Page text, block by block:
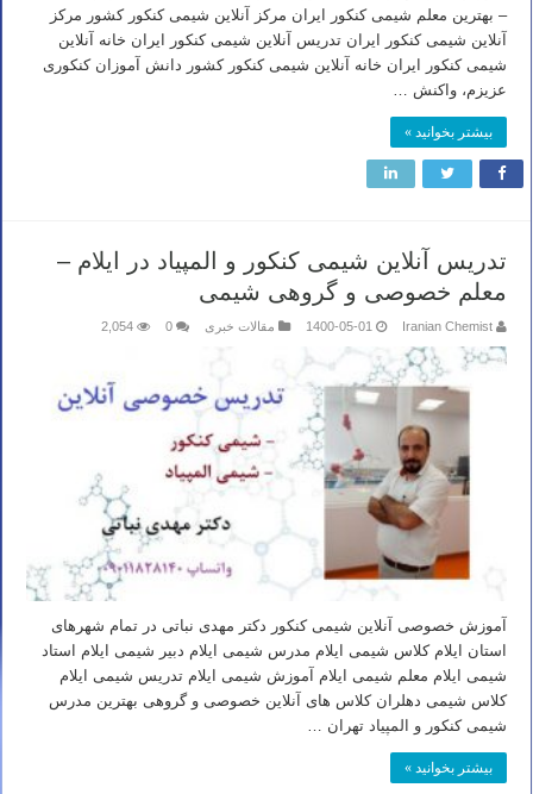
– بهترین معلم شیمی کنکور ایران مرکز آنلاین شیمی کنکور کشور مرکز
آنلاین شیمی کنکور ایران تدریس آنلاین شیمی کنکور ایران خانه آنلاین
شیمی کنکور ایران خانه آنلاین شیمی کنکور کشور دانش آموزان کنکوری
عزیزم، واکنش …
بیشتر بخوانید »
تدریس آنلاین شیمی کنکور و المپیاد در ایلام –
معلم خصوصی و گروهی شیمی
Iranian Chemist
1400-05-01 مقالات خبری 0
2,054
آموزش خصوصی آنلاین شیمی کنکور دکتر مهدی نباتی در تمام شهرهای
استان ایلام کلاس شیمی ایلام مدرس شیمی ایلام دبیر شیمی ایلام استاد
شیمی ایلام معلم شیمی ایلام آموزش شیمی ایلام تدریس شیمی ایلام
کلاس شیمی دهلران کلاس های آنلاین خصوصی و گروهی بهترین مدرس
شیمی کنکور و المپیاد تهران …
بیشتر بخوانید »